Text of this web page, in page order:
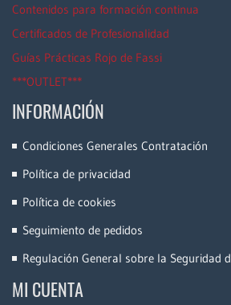
Contenidos para formación continua
Certificados de Profesionalidad
Guías Prácticas Rojo de Fassi
***OUTLET***
INFORMACIÓN
Condiciones Generales Contratación
Política de privacidad
Política de cookies
Seguimiento de pedidos
Regulación General sobre la Seguridad
MI CUENTA